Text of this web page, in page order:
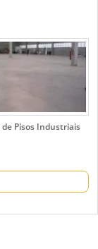
de Pisos Industriais